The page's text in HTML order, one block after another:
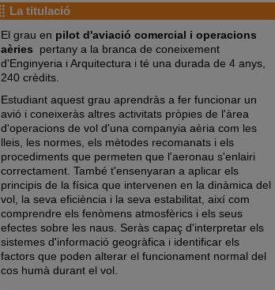
La titulació
El grau en pilot d'aviació comercial i operacions
aèries pertany a la branca de coneixement
d'Enginyeria i Arquitectura i té una durada de 4 anys,
240 crèdits.
Estudiant aquest grau aprendràs a fer funcionar un
avió i coneixeràs altres activitats pròpies de l'àrea
d'operacions de vol d'una companyia aèria com les
lleis, les normes, els mètodes recomanats i els
procediments que permeten que l'aeronau s'enlairi
correctament. També t'ensenyaran a aplicar els
principis de la física que intervenen en la dinàmica del
vol, la seva eficiència i la seva estabilitat, així com
comprendre els fenòmens atmosfèrics i els seus
efectes sobre les naus. Seràs capaç d'interpretar els
sistemes d'informació geogràfica i identificar els
factors que poden alterar el funcionament normal del
cos humà durant el vol.